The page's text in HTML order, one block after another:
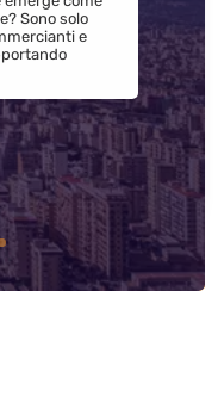
Sono solo
e